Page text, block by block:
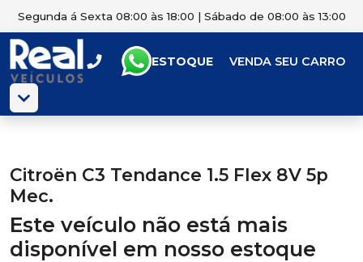
Segunda á Sexta 08:00 às 18:00 | Sábado de 08:00 às 13:00
ESTOQUE VENDA SEU CARRO
Citroën C3 Tendance 1.5 Flex 8V 5p
Mec.
Este veículo não está mais
disponível em nosso estoque